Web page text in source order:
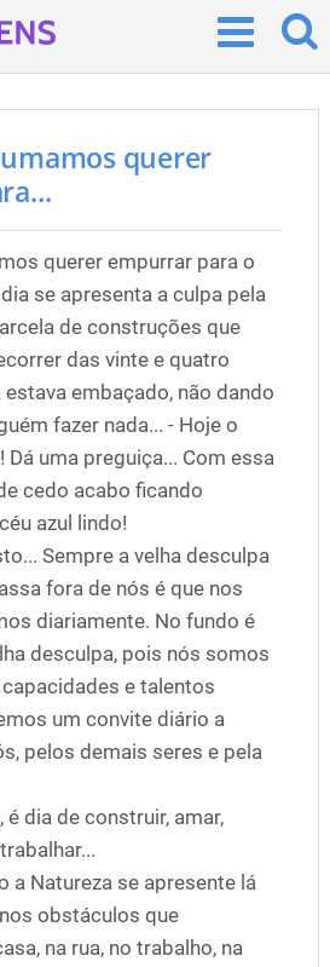
querer
querer empurrar para o
se apresenta a culpa pela
de construções que
das vinte e quatro
estava embaçado, não dando
fazer nada... - Hoje o
uma preguiça... Com essa
cedo acabo ficando
azul lindo!
Sempre a velha desculpa
fora de nós é que nos
diariamente. No fundo é
desculpa, pois nós somos
e talentos
um convite diário a
pelos demais seres e pela
é dia de construir, amar,
a Natureza se apresente lá
obstáculos que
na rua, no trabalho, na